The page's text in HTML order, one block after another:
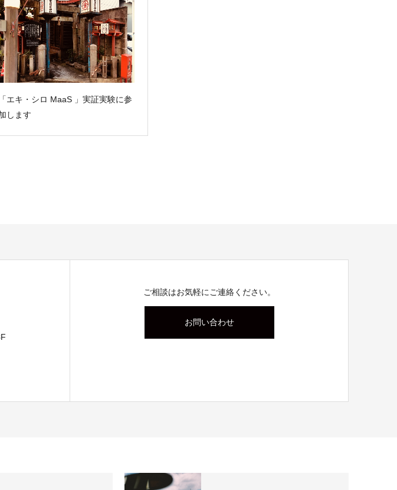
「エキ・シロ MaaS 」実証実験に参
します
ご相談はお気軽にご連絡ください。
お問い合わせ